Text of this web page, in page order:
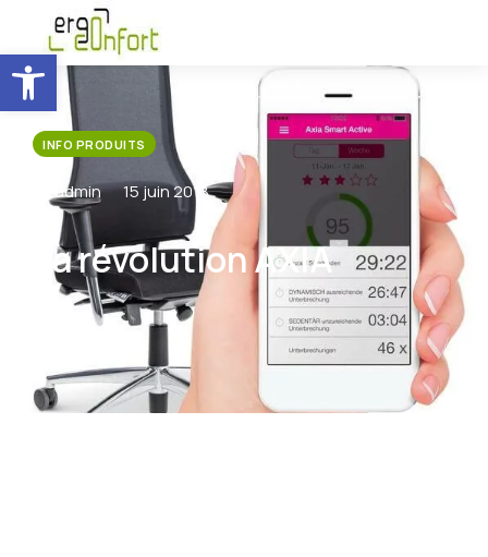
Ouvrir la barre d’outils
INFO PRODUITS
By admin 15 juin 2018
La révolution AXIA